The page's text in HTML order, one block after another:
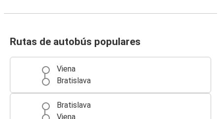
Rutas de autobús populares
Viena
Bratislava
Bratislava
Viena